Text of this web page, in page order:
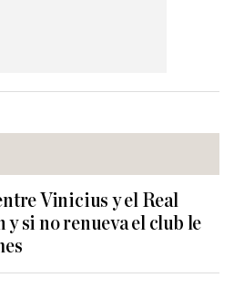
Vinicius y el Real
si no renueva el club le